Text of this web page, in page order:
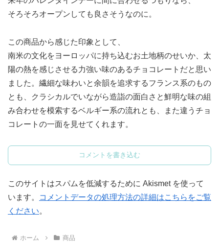
そろそろオープンしても良さそうなのに。
この商品から感じた印象として、
南米の文化をヨーロッパに持ち込むお土地柄のせいか、太
陽の熱を感じさせる力強い味のあるチョコレートだと思い
ました。繊細な味わいと余韻を追求するフランス系のもの
とも、クラシカルでいながら造詣の面白さと鮮明な味の組
み合わせを模索するベルギー系の流れとも、また違うチョ
コレートの一面を見せてくれます。
コメントを書き込む
このサイトはスパムを低減するために Akismet を使って
います。
コメントデータの処理方法の詳細はこちらをご覧
ください。
ホーム 商品